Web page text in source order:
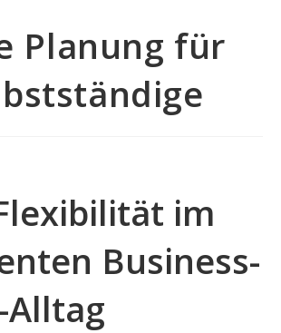
Planung für
im
Business-
Alltag